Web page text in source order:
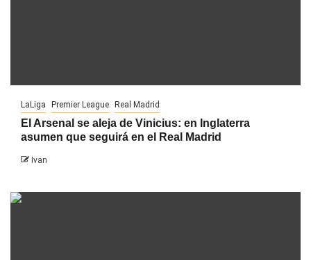
LaLiga Premier League Real Madrid
El Arsenal se aleja de Vinicius: en Inglaterra
asumen que seguirá en el Real Madrid
Ivan